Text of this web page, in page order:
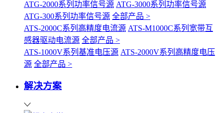
ATG-2000系列功率信号源 ATG-3000系列功率信号源
ATG-300系列功率信号源 全部产品 >
ATS-2000C系列高精度电流源 ATS-M1000C系列宽带互
感器驱动电流源 全部产品 >
ATS-1000V系列基准电压源 ATS-2000V系列高精度电压
源 全部产品 >
解决方案